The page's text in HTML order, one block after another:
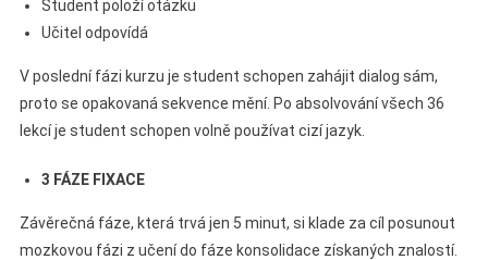
Student položí otázku
Učitel odpovídá
V poslední fázi kurzu je student schopen zahájit dialog sám,
proto se opakovaná sekvence mění. Po absolvování všech 36
lekcí je student schopen volně používat cizí jazyk.
3 FÁZE FIXACE
Závěrečná fáze, která trvá jen 5 minut, si klade za cíl posunout
mozkovou fázi z učení do fáze konsolidace získaných znalostí.